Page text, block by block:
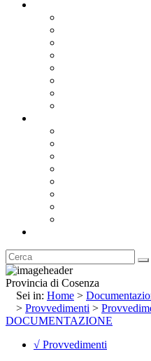
Provincia di Cosenza
Sei in: Home >
> Provvedimenti >
DOCUMENTAZIONE
√ Provvedimenti